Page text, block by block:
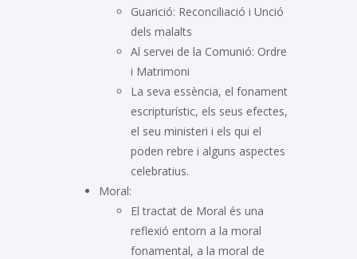
Guarició: Reconciliació i Unció
dels malalts
Al servei de la Comunió: Ordre
i Matrimoni
La seva essència, el fonament
escripturístic, els seus efectes,
el seu ministeri i els qui el
poden rebre i alguns aspectes
celebratius.
Moral:
El tractat de Moral és una
reflexió entorn a la moral
fonamental, a la moral de